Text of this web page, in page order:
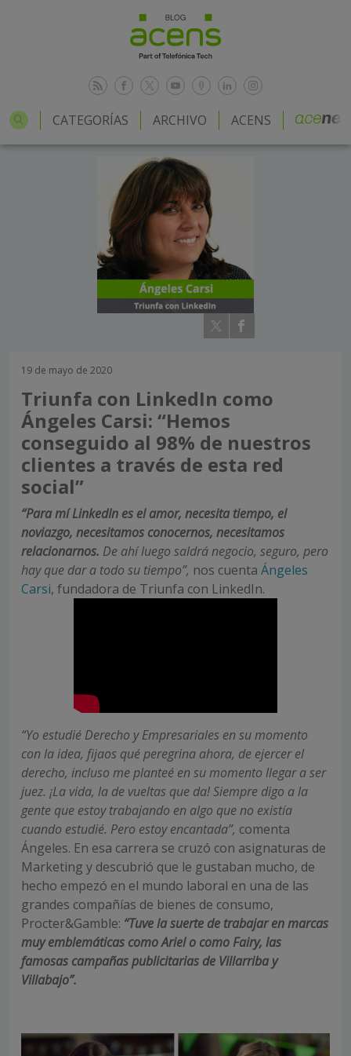
CATEGORÍAS ARCHIVO ACENS
19 de mayo de 2020
Triunfa con LinkedIn como
Ángeles Carsi: “Hemos
conseguido al 98% de nuestros
clientes a través de esta red
social”
“Para mí LinkedIn es el amor, necesita tiempo, el
noviazgo, necesitamos conocernos, necesitamos
relacionarnos. De ahí luego saldrá negocio, seguro, pero
hay que dar a todo su tiempo”, nos cuenta Ángeles
Carsi, fundadora de Triunfa con LinkedIn.
“Yo estudié Derecho y Empresariales en su momento
con la idea, fijaos qué peregrina ahora, de ejercer el
derecho, incluso me planteé en su momento llegar a ser
juez. ¡La vida, la de vueltas que da! Siempre digo a la
gente que estoy trabajando en algo que no existía
cuando estudié. Pero estoy encantada”, comenta
Ángeles. En esa carrera se cruzó con asignaturas de
Marketing y descubrió que le gustaban mucho, de
hecho empezó en el mundo laboral en una de las
grandes compañías de bienes de consumo,
Procter&Gamble: “Tuve la suerte de trabajar en marcas
muy emblemáticas como Ariel o como Fairy, las
famosas campañas publicitarias de Villarriba y
Villabajo”.